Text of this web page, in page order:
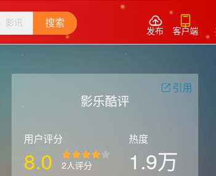
搜索 
发布

客户端
影乐酷评
 引用
用户评分
8.0 2人评分
热度
1.9万